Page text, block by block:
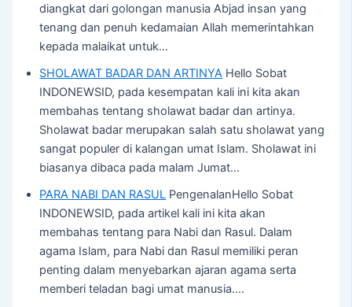
diangkat dari golongan manusia Abjad insan yang
tenang dan penuh kedamaian Allah memerintahkan
kepada malaikat untuk…
SHOLAWAT BADAR DAN ARTINYA Hello Sobat
INDONEWSID, pada kesempatan kali ini kita akan
membahas tentang sholawat badar dan artinya.
Sholawat badar merupakan salah satu sholawat yang
sangat populer di kalangan umat Islam. Sholawat ini
biasanya dibaca pada malam Jumat…
PARA NABI DAN RASUL PengenalanHello Sobat
INDONEWSID, pada artikel kali ini kita akan
membahas tentang para Nabi dan Rasul. Dalam
agama Islam, para Nabi dan Rasul memiliki peran
penting dalam menyebarkan ajaran agama serta
memberi teladan bagi umat manusia.…